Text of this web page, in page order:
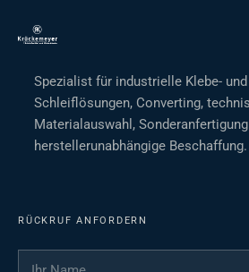
Spezialist für industrielle Klebe- und
Schleiflösungen, Converting,
Materialauswahl, Sonderanfertigung
herstellerunabhängige Beschaffung.
RÜCKRUF ANFORDERN
Ihr Name